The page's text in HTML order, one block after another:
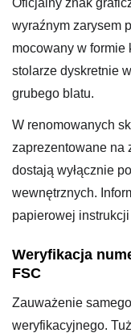
Oficjalny znak
wyraźnym zarysem
mocowany w formie
stolarze dyskretnie
grubego blatu.
W renomowanych
zaprezentowane na
dostają wyłącznie
wewnętrznych.
papierowej
Weryfikacja
FSC
Zauważenie
weryfikacyjnego.